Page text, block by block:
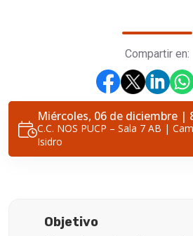
Compartir en:
Miércoles, 06 de diciembre |
C.C. NOS PUCP – Sala 7 AB |
Isidro
Objetivo